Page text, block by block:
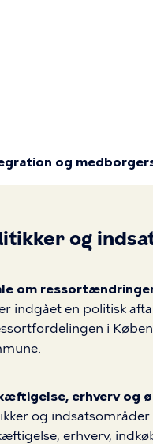
og
og
om
indgået en politisk
i
erhverv og
og
erhverv,